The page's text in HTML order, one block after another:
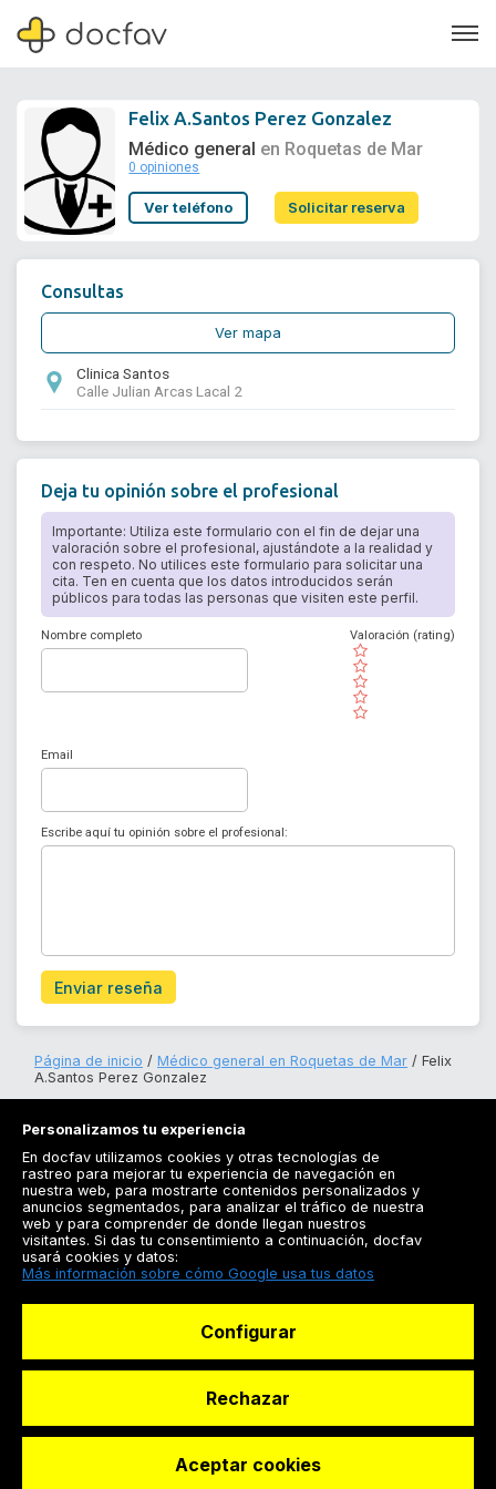
Soporte
Felix A.Santos Perez Gonzalez
Médico general en Roquetas de Mar
0 opiniones
Ver teléfono Solicitar reserva
Consultas
Ver mapa
Clinica Santos
Calle Julian Arcas Lacal 2
Deja tu opinión sobre el profesional
Importante: Utiliza este formulario con el fin de dejar una
valoración sobre el profesional, ajustándote a la realidad y
con respeto. No utilices este formulario para solicitar una
cita. Ten en cuenta que los datos introducidos serán
públicos para todas las personas que visiten este perfil.
Nombre completo
( )
( )
( )
( )
( )
Valoración (rating)
Email
Escribe aquí tu opinión sobre el profesional:
Enviar reseña
Página de inicio Médico general en Roquetas de Mar
Felix
A.Santos Perez Gonzalez
Registrarse
Docfav
© Dashboard Technologies S.L
Personalizamos tu experiencia
En docfav utilizamos cookies y otras tecnologías de
rastreo para mejorar tu experiencia de navegación en
nuestra web, para mostrarte contenidos personalizados y
anuncios segmentados, para analizar el tráfico de nuestra
web y para comprender de donde llegan nuestros
visitantes. Si das tu consentimiento a continuación, docfav
usará cookies y datos:
Más información sobre cómo Google usa tus datos
Configurar
Rechazar
Aceptar cookies